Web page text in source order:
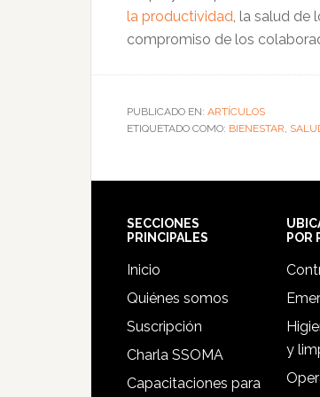
la productividad, la salud de
compromiso de los
PUBLICADO EN: ARTÍCULOS
ETIQUETADO COMO: BIENESTAR,
Footer
SECCIONES
PRINCIPALES
Inicio
Quiénes somos
Suscripción
Charla SSOMA
Capacitaciones para
POR
y